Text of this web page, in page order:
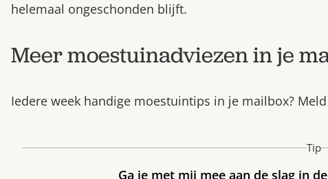
helemaal ongeschonden blijft.
Meer moestuinadviezen in je
Iedere week handige moestuintips in je mailbox?
Tip
Ga je met mij mee aan de slag in